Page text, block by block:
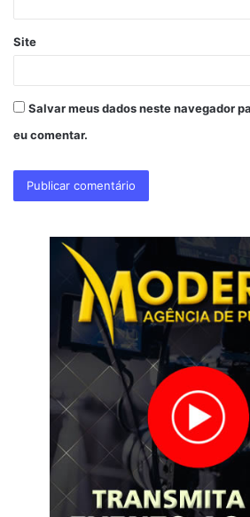
Site
Salvar meus dados neste navegador
eu comentar.